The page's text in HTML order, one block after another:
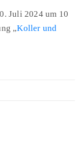
Juli 2024 um 10
„Koller und